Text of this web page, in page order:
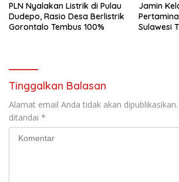
PLN Nyalakan Listrik di Pulau
Dudepo, Rasio Desa Berlistrik
Gorontalo Tembus 100%
Jamin
Sulawesi
Tinggalkan Balasan
Alamat email Anda tidak akan dipublikasikan.
ditandai *